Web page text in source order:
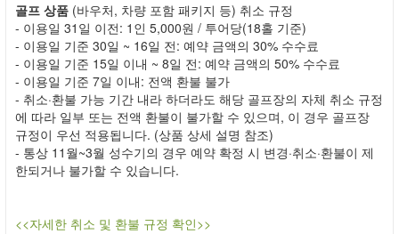
골프 상품 (바우처, 차량 포함 패키지 등) 취소 규정
- 이용일 31일 이전: 1인 5,000원 / 투어당(18홀 기준)
- 이용일 기준 30일 ~ 16일 전: 예약 금액의 30% 수수료
- 이용일 기준 15일 이내 ~ 8일 전: 예약 금액의 50% 수수료
- 이용일 기준 7일 이내: 전액 환불 불가
- 취소·환불 가능 기간 내라 하더라도 해당 골프장의 자체 취소 규정
에 따라 일부 또는 전액 환불이 불가할 수 있으며, 이 경우 골프장
규정이 우선 적용됩니다. (상품 상세 설명 참조)
- 통상 11월~3월 성수기의 경우 예약 확정 시 변경·취소·환불이 제
한되거나 불가할 수 있습니다.
<<자세한 취소 및 환불 규정 확인>>